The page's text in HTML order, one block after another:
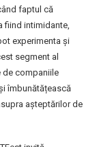
faptul că
fiind intimidante,
experimenta și
segment al
de companiile
îmbunătățească
așteptărilor de